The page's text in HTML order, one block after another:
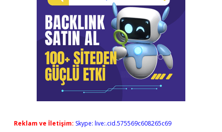
Reklam ve İletişim: Skype: live:.cid.575569c608265c69